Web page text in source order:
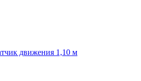
движения 1,10 м